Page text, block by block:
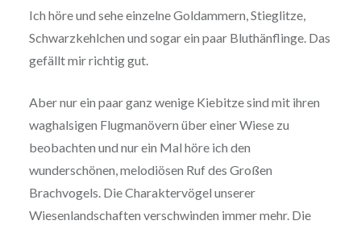
Ich höre und sehe einzelne Goldammern, Stieglitze,
Schwarzkehlchen und sogar ein paar Bluthänflinge. Das
gefällt mir richtig gut.
Aber nur ein paar ganz wenige Kiebitze sind mit ihren
waghalsigen Flugmanövern über einer Wiese zu
beobachten und nur ein Mal höre ich den
wunderschönen, melodiösen Ruf des Großen
Brachvogels. Die Charaktervögel unserer
Wiesenlandschaften verschwinden immer mehr. Die